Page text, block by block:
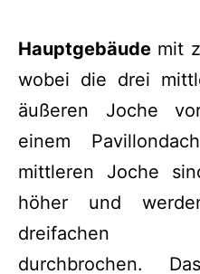
Hauptgebäude mit
wobei die drei
äußeren Joche
einem
mittleren Joche
höher und
dreifachen
durchbrochen.